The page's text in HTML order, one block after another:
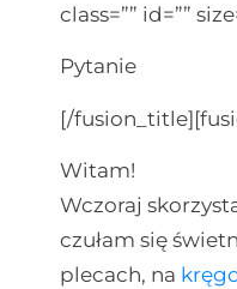
class=”” id=””
Pytanie
[/
Witam!
Wczoraj
czułam się
plecach, na